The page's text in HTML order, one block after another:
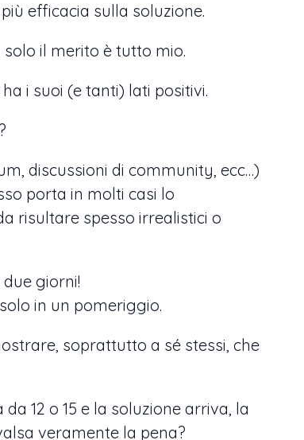
efficacia sulla soluzione.
il merito è tutto mio.
i suoi (e tanti) lati positivi.
discussioni di community, ecc…)
porta in molti casi lo
risultare spesso irrealistici o
giorni!
in un pomeriggio.
soprattutto a sé stessi, che
12 o 15 e la soluzione arriva, la
veramente la pena?